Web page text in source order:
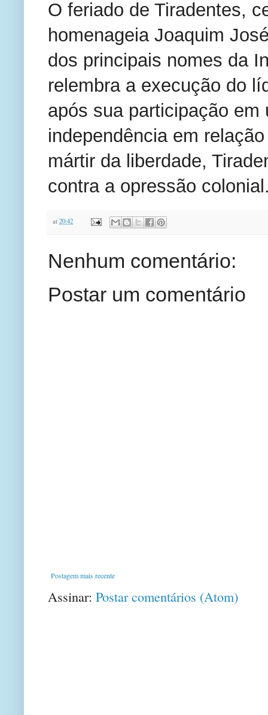
O feriado de Tiradentes,
homenageia Joaquim
dos principais nomes da
relembra a execução do
após sua participação
independência em
mártir da liberdade,
contra a opressão
at 20:42
Nenhum comentário:
Postar um comentário
Postagem mais recente
Assinar: Postar comentários (Atom)